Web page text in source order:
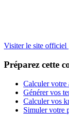
Visiter le site officiel
Préparez cette
Calculer votre
Générer vos
Calculer vos
Simuler votre